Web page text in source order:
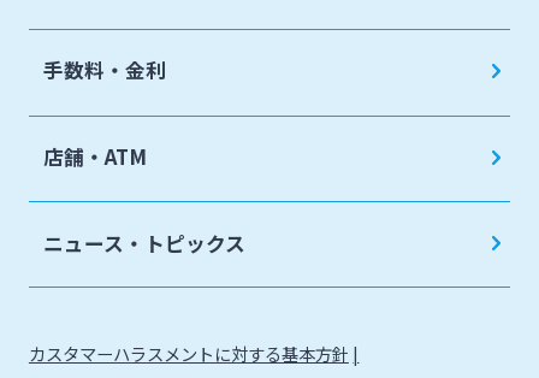
手数料・金利
店舗・ATM
ニュース・トピックス
カスタマーハラスメントに対する基本方針